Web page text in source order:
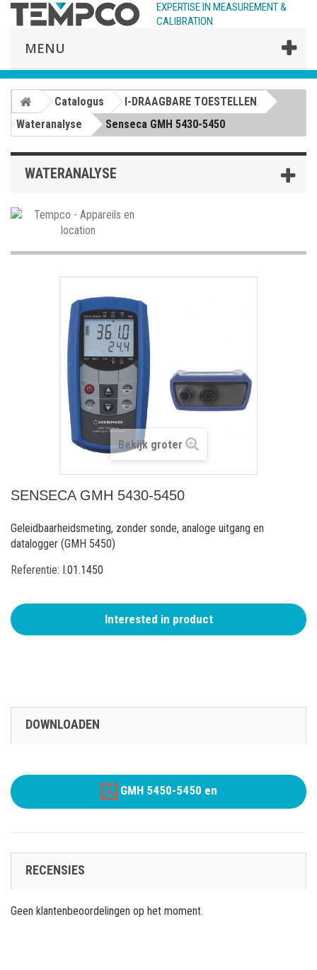
EXPERTISE IN MEASUREMENT &
CALIBRATION
MENU
Catalogus
I-DRAAGBARE TOESTELLEN
Wateranalyse
Senseca GMH 5430-5450
WATERANALYSE
Bekijk groter
SENSECA GMH 5430-5450
Geleidbaarheidsmeting, zonder sonde, analoge uitgang en
datalogger (GMH 5450)
Referentie: I.01.1450
Interested in product
DOWNLOADEN
GMH 5450-5450 en
RECENSIES
Geen klantenbeoordelingen op het moment.